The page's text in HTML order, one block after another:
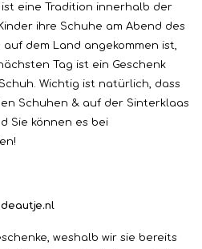
eine Tradition innerhalb der
ihre Schuhe am Abend des
dem Land angekommen ist,
Tag ist ein Geschenk
Wichtig ist natürlich, dass
Schuhen & auf der Sinterklaas
Sie können es bei
weshalb wir sie bereits